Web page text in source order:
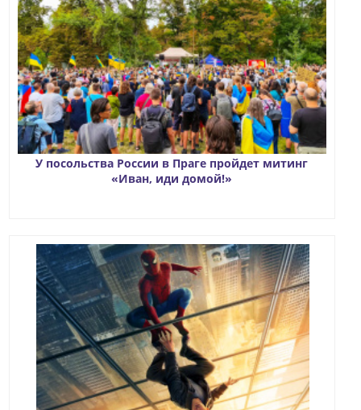
У посольства России в Праге пройдет митинг
«Иван, иди домой!»